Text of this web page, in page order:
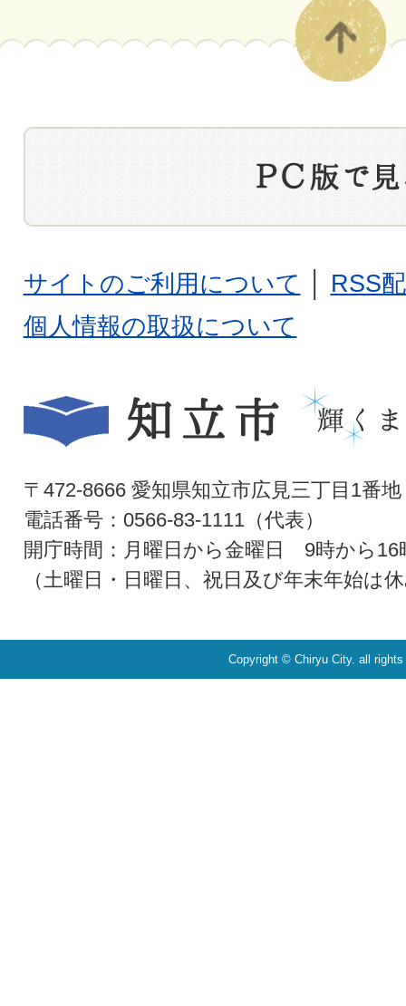
サイトのご利用について
RSS
個人情報の取扱について
〒472-8666 愛知県知立市広見三丁目1番地
電話番号：0566-83-1111（代表）
開庁時間：月曜日から金曜日 9時から16
（土曜日・日曜日、祝日及び年末年始は
Copyright © Chiryu City. all rights